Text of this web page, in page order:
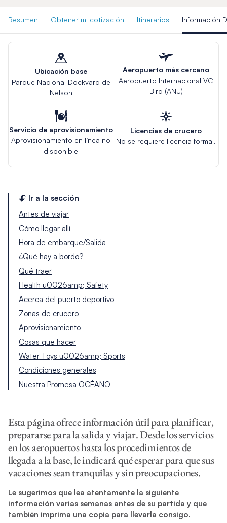
Resumen Obtener mi cotización Itinerarios Información
Ubicación base
Parque Nacional Dockvard de
Nelson
Aeropuerto más cercano
Aeropuerto Internacional VC
Bird (ANU)
Servicio de aprovisionamiento
Aprovisionamiento en línea no
disponible
Licencias de crucero
No se requiere licencia formal.
Ir a la sección
Antes de viajar
Cómo llegar allí
Hora de embarque/Salida
¿Qué hay a bordo?
Qué traer
Health u0026amp; Safety
Acerca del puerto deportivo
Zonas de crucero
Aprovisionamiento
Cosas que hacer
Water Toys u0026amp; Sports
Condiciones generales
Nuestra Promesa OCÉANO
Esta página ofrece información útil para planificar,
prepararse para la salida y viajar. Desde los servicios
en los aeropuertos hasta los procedimientos de
llegada a la base, le indicará qué esperar para que sus
vacaciones sean tranquilas y sin preocupaciones.
Le sugerimos que lea atentamente la siguiente
información varias semanas antes de su partida y que
también imprima una copia para llevarla consigo.